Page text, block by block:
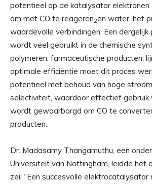
potentieel op de katalysator
om met CO te reageren2en water, het
waardevolle verbindingen. Een
wordt veel gebruikt in de chemische
polymeren, farmaceutische producten,
optimale efficiëntie moet dit proces
potentieel met behoud van hoge
selectiviteit, waardoor effectief gebruik
wordt gewaarborgd om CO te
producten.
Dr. Madasamy Thangamuthu, een
Universiteit van Nottingham, leidde het
zei: “Een succesvolle